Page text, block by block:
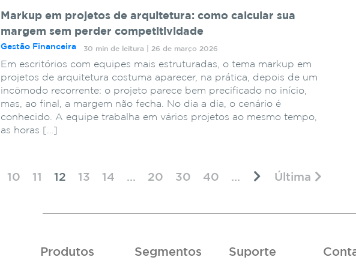
Markup em projetos de arquitetura: como calcular sua
margem sem perder competitividade
Gestão Financeira 30 min de leitura | 26 de março 2026
Em escritórios com equipes mais estruturadas, o tema markup em
projetos de arquitetura costuma aparecer, na prática, depois de um
incômodo recorrente: o projeto parece bem precificado no início,
mas, ao final, a margem não fecha. No dia a dia, o cenário é
conhecido. A equipe trabalha em vários projetos ao mesmo tempo,
as horas […]
10 11 12 13 14 ... 20 30 40 ... Última
Produtos Segmentos Suporte